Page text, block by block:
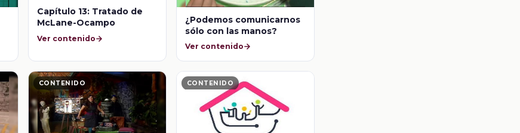
Capítulo 13: Tratado de
McLane-Ocampo
Ver contenido
¿Podemos comunicarnos
sólo con las manos?
Ver contenido
CONTENIDO CONTENIDO